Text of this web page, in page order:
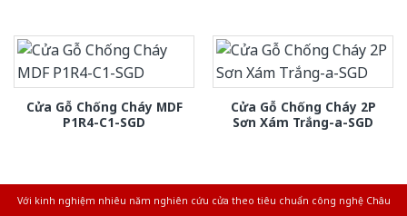
Cửa Gỗ Chống Cháy MDF
P1R4-C1-SGD
Cửa Gỗ Chống Cháy 2P
Sơn Xám Trắng-a-SGD
Với kinh nghiệm nhiêu năm nghiên cứu cửa theo tiêu chuẩn công nghệ Châu